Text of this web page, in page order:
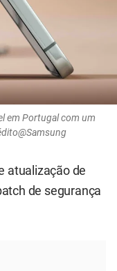
em Portugal com um
atualização de
de segurança